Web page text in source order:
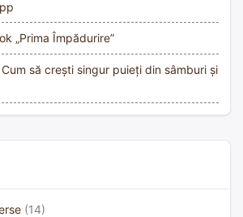
„Prima Împădurire”
să crești singur puieți din sâmburi și
(14)